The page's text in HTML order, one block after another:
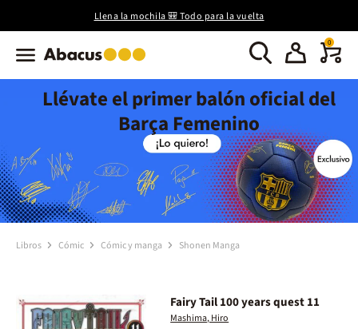
Llena la mochila 🎒 Todo para la vuelta
0
Llévate el primer balón oficial del
Barça Femenino
Libros Cómic Cómic y manga Shonen Manga
Fairy Tail 100 years quest 11
Mashima, Hiro